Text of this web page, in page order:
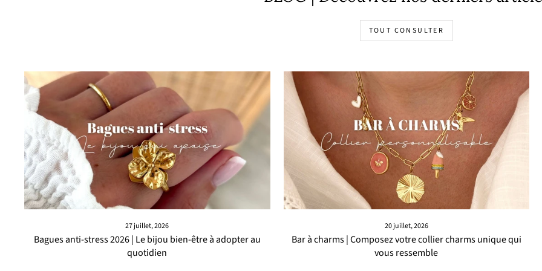
TOUT CONSULTER
27 juillet, 2026
Bagues anti-stress 2026 | Le bijou bien-être à adopter au
quotidien
20 juillet, 2026
Bar à charms | Composez votre collier charms unique qui
vous ressemble